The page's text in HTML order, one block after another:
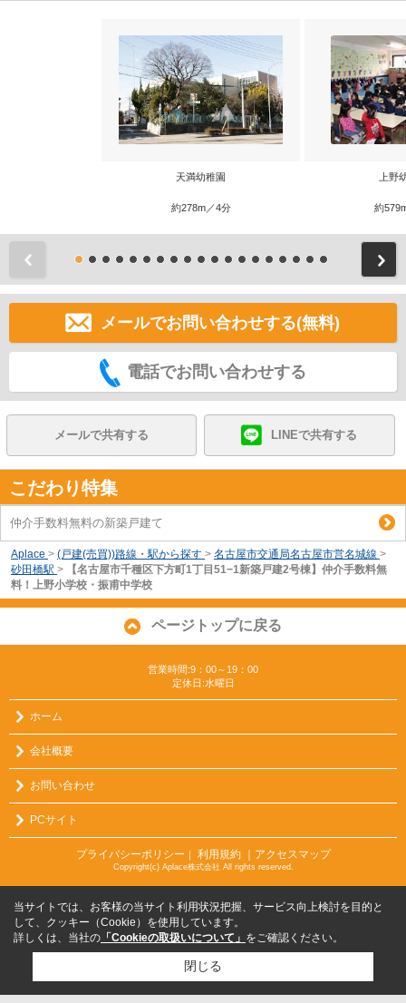
天満幼稚園
約278m／4分
上野
約
メールでお問い合わせする(無料)
電話でお問い合わせする
メールで共有する LINEで共有する
こだわり特集
仲介手数料無料の新築戸建て
Aplace > (戸建(売買))路線・駅から探す > 名古屋市交通局名古屋市営名城線 >
砂田橋駅 >
【名古屋市千種区下方町1丁目51−1新築戸建2号棟】仲介手数料無
料！上野小学校・振甫中学校
ページトップに戻る
営業時間:9：00～19：00
定休日:水曜日
ホーム
会社概要
お問い合わせ
PCサイト
プライバシーポリシー ｜ 利用規約 ｜アクセスマップ
Copyright(c) Aplace株式会社 All rights reserved.
当サイトでは、お客様の当サイト利用状況把握、サービス向上検討を目的と
して、クッキー（Cookie）を使用しています。
詳しくは、当社の 「Cookieの取扱いについて」 をご確認ください。
閉じる